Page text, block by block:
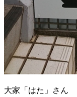
大家「はた」さん